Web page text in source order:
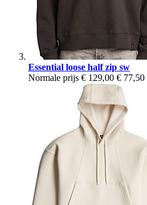
Essential loose half zip sw
Normale prijs € 129,00 € 77,50